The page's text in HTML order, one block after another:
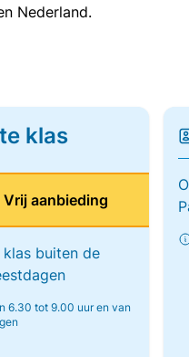
Nederland.
klas
aanbieding
buiten de
6.30 tot 9.00 uur en van